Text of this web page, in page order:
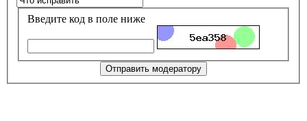
Введите код в поле ниже
Отправить модератору